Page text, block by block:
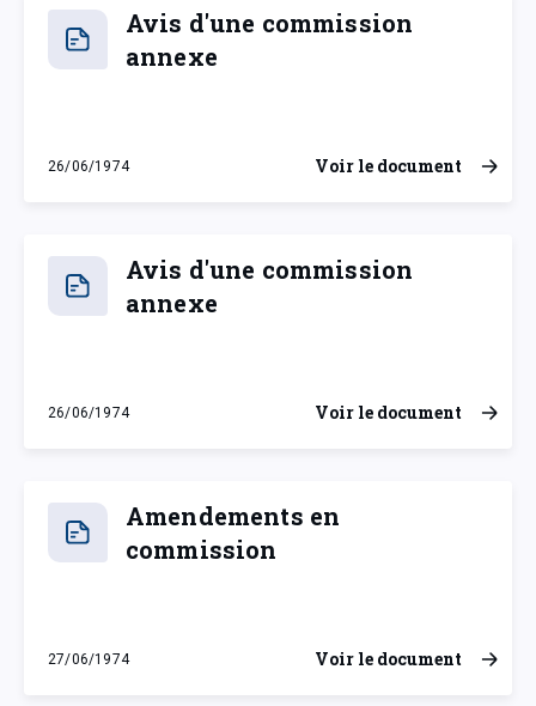
Avis d'une commission
annexe
26/06/1974
mercredi 26 juin 1974
Voir le document
Avis d'une commission
annexe
26/06/1974
mercredi 26 juin 1974
Voir le document
Amendements en
commission
27/06/1974
jeudi 27 juin 1974
Voir le document